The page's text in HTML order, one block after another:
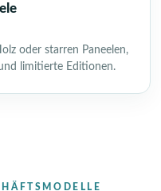
oder starren Paneelen,
limitierte Editionen.